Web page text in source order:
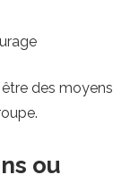
des moyens
ou